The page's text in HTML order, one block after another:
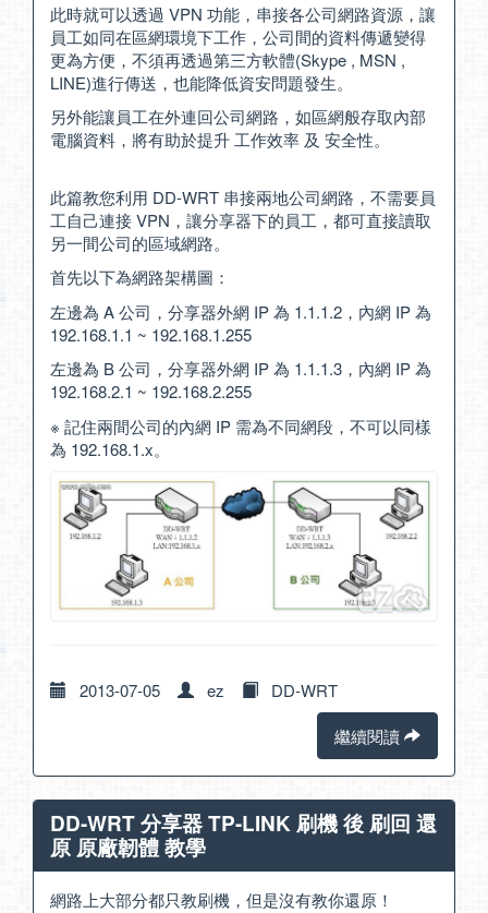
此時就可以透過 VPN 功能，串接各公司網路資源，讓
員工如同在區網環境下工作，公司間的資料傳遞變得
更為方便，不須再透過第三方軟體(Skype , MSN ,
LINE)進行傳送，也能降低資安問題發生。
另外能讓員工在外連回公司網路，如區網般存取內部
電腦資料，將有助於提升 工作效率 及 安全性。
此篇教您利用 DD-WRT 串接兩地公司網路，不需要員
工自己連接 VPN，讓分享器下的員工，都可直接讀取
另一間公司的區域網路。
首先以下為網路架構圖：
左邊為 A 公司，分享器外網 IP 為 1.1.1.2，內網 IP 為
192.168.1.1 ~ 192.168.1.255
左邊為 B 公司，分享器外網 IP 為 1.1.1.3，內網 IP 為
192.168.2.1 ~ 192.168.2.255
※ 記住兩間公司的內網 IP 需為不同網段，不可以同樣
為 192.168.1.x。
2013-07-05 ez
DD-WRT
繼續閱讀
DD-WRT 分享器 TP-LINK 刷機 後 刷回 還
原 原廠韌體 教學
網路上大部分都只教刷機，但是沒有教你還原！